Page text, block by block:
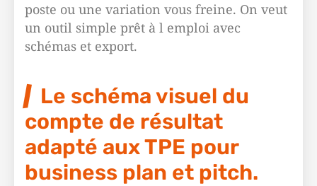
poste ou une variation vous freine. On veut
un outil simple prêt à l emploi avec
schémas et export.
Le schéma visuel du
compte de résultat
adapté aux TPE pour
business plan et pitch.